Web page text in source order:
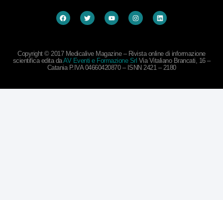
Copyright © 2017 Medicalive Magazine – Rivista online di informazione
scientifica edita daAV Eventi e Formazione Srl Via Vitaliano Brancati, 16 –
Catania P.IVA 04660420870 – ISNN 2421 – 2180